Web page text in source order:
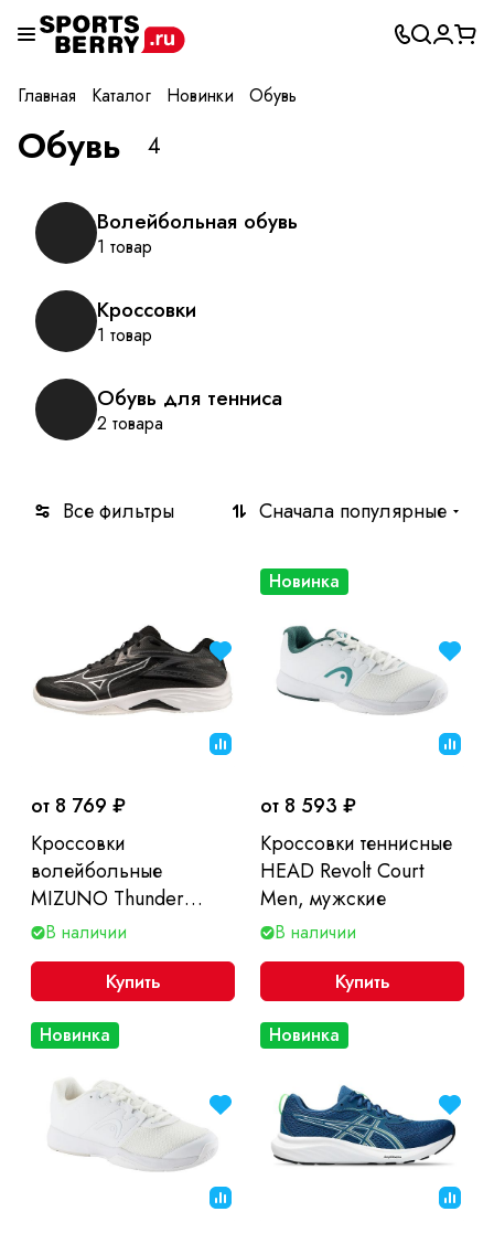
Главная Каталог Новинки Обувь
Обувь 4
Волейбольная обувь
1 товар
Кроссовки
1 товар
Обувь для тенниса
2 товара
Все фильтры Сначала популярные
от 8 769 ₽
Кроссовки
волейбольные
MIZUNO Thunder
Blade Z, мужские
В наличии
Купить
Новинка
от 8 593 ₽
Кроссовки теннисные
HEAD Revolt Court
Men, мужские
В наличии
Купить
Новинка Новинка